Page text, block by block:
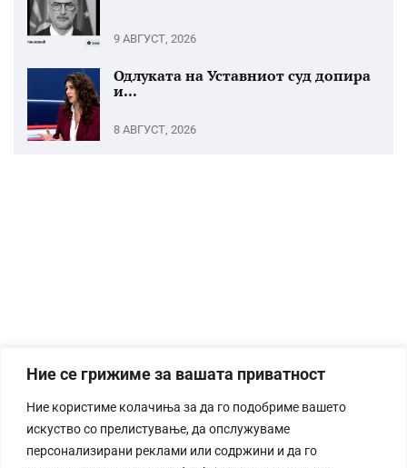
Ние се грижиме за вашата приватност
Ние користиме колачиња за да го подобриме вашето
искуство со прелистување, да опслужуваме
персонализирани реклами или содржини и да го
9 АВГУСТ, 2026
Одлуката на Уставниот суд допира
и...
8 АВГУСТ, 2026